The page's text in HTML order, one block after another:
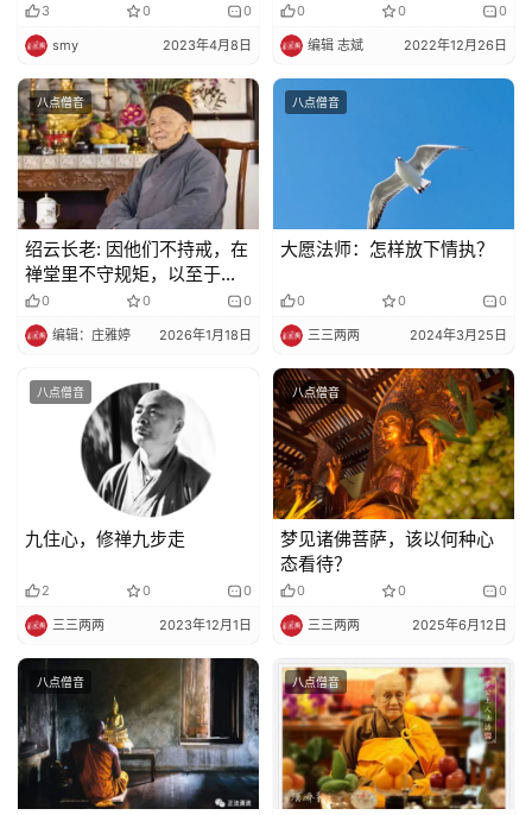
3 0 0
smy 2023年4月8日
云长老)
0 0 0
编辑 志斌 2022年12月26日
八点僧音
绍云长老: 因他们不持戒，在
禅堂里不守规矩，以至于今
生投牛
0 0 0
编辑：庄雅婷 2026年1月18日
八点僧音
大愿法师：怎样放下情执？
0 0 0
三三两两 2024年3月25日
八点僧音
九住心，修禅九步走
2 0 0
三三两两 2023年12月1日
八点僧音
梦见诸佛菩萨，该以何种心
态看待？
0 0 0
三三两两 2025年6月12日
八点僧音 八点僧音